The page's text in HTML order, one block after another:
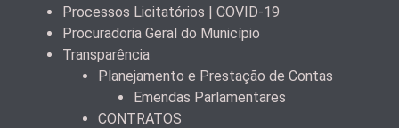
Processos Licitatórios | COVID-19
Procuradoria Geral do Município
Transparência
Planejamento e Prestação de Contas
Emendas Parlamentares
CONTRATOS